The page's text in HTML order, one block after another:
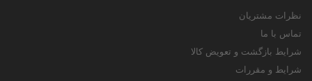
نظرات مشتریان
تماس با ما
شرایط بازگشت و تعویض کالا
شرایط و مقررات